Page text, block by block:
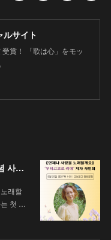
サイト
賞！ 「歌は心」をモッ
🎶 [우타고코로 리에 첫 에세이 출간 기념 사인회 안내 / 歌心りえ 初エッセイ出版記念サイン会のお知らせ]
래할
는 첫 …